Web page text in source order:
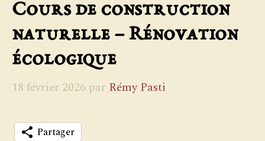
Cours de construction
naturelle – Rénovation
écologique
18 février 2026 par Rémy Pasti
Partager